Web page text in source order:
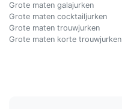
Grote maten galajurken
Grote maten cocktailjurken
Grote maten trouwjurken
Grote maten korte trouwjurken